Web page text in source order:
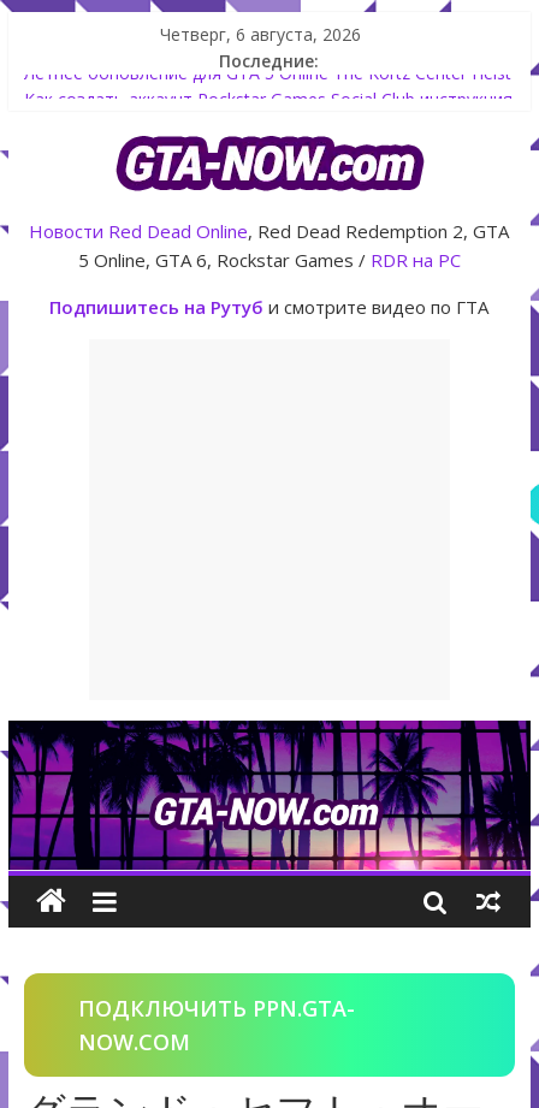
Четверг, 6 августа, 2026
Последние:
Летнее обновление для GTA 5 Online The Kortz Center Heist
Shitzu Keitora машина из Японии для дрифта в GTA Online
The Kortz Center Heist — новое ограбление появится в
GTA Online уже 14 июля
GTA Online: Rockstar запускает программу Fine Art Collector
с наградами
Новости Red Dead Online, Red Dead Redemption 2, GTA
5 Online, GTA 6, Rockstar Games / RDR на PC
Подпишитесь на Рутуб и смотрите видео по ГТА
ПОДКЛЮЧИТЬ PPN.GTA-
NOW.COM